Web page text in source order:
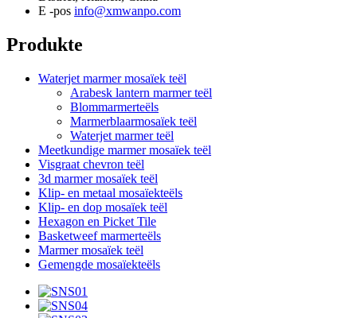
E -pos info@xmwanpo.com
Produkte
Waterjet marmer mosaïek teël
Arabesk lantern marmer teël
Blommarmerteëls
Marmerblaarmosaïek teël
Waterjet marmer teël
Meetkundige marmer mosaïek teël
Visgraat chevron teël
3d marmer mosaïek teël
Klip- en metaal mosaïekteëls
Klip- en dop mosaïek teël
Hexagon en Picket Tile
Basketweef marmerteëls
Marmer mosaïek teël
Gemengde mosaïekteëls